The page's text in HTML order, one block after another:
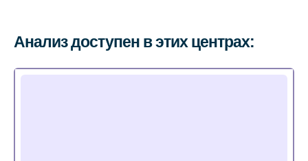
Анализ доступен в этих центрах: